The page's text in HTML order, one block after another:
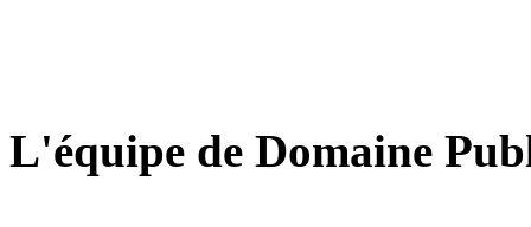
L'équipe de Domaine